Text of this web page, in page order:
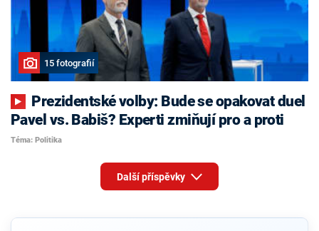
15 fotografií
Pavel vs. Babiš? Experti zmiňují pro a proti
Téma: Politika
Další příspěvky